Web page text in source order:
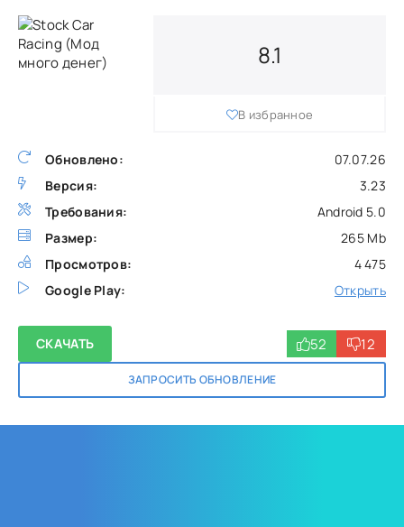
Обновлено:
07.07.26
Версия:
3.23
Требования:
Android 5.0
Размер:
265 Mb
Просмотров:
4 475
Google Play:
Открыть
8.1
В избранное
СКАЧАТЬ
ЗАПРОСИТЬ ОБНОВЛЕНИЕ
52 12